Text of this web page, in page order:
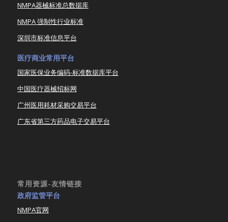
NMPA器械标准总数据库
NMPA 强制性行业标准
深圳市标准信息平台
医疗商业常用平台
国家医保业务编码-标准数据库平台
中国医疗器械招标网
广州医用耗材采购交易平台
广东省第三方药品电子交易平台
常用资源-友情链接
政府监管平台
NMPA官网